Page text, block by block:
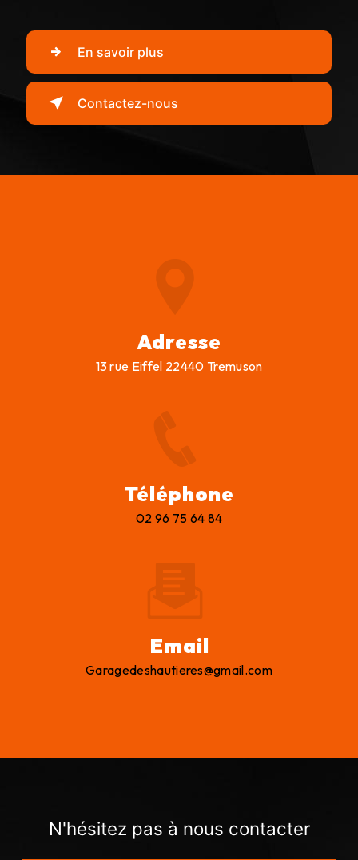
En savoir plus
Contactez-nous
Adresse
13 rue Eiffel 22440 Tremuson
Téléphone
02 96 75 64 84
Email
garagedeshautieres@gmail.com
N'hésitez pas à nous contacter